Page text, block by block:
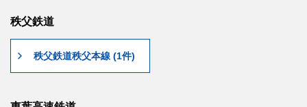
秩父鉄道
秩父鉄道秩父本線 (1件)